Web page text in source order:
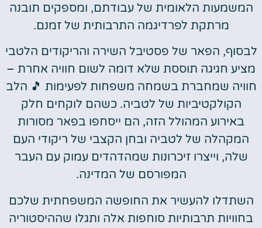
המשמעות הלאומית של עבודתם, ומספקים תובנה
מרתקת לפרדיגמה התרבותית של זמנם.
לבסוף, הפאר של פסטיבל השירה והריקודים הלטבי
מציע חגיגה תוססת שלא דומה לשום חוויה אחרת –
חוויה שמחברת בשמחה משפחות לפעימות 🎵 הלב
הקולקטיביות של לטביה. כשהם לוקחים חלק
באירוע המהולל הזה, הם ייסחפו בפאר מסורות
המקהלה של לטביה ובחן הקצבי של ריקודי העם
שלה, וייצרו זיכרונות שמהדהדים עמוק עם העבר
המפורסם של המדינה.
השתדלו להעשיר את החופשה המשפחתית שלכם
בחוויות תרבותיות סוחפות אלה ותגלו שההיסטוריה